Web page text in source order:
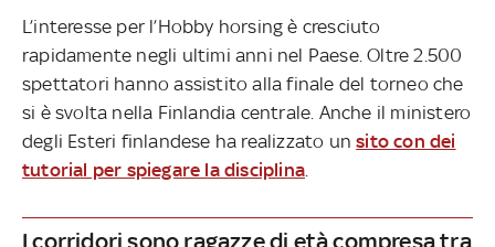
L’interesse per l’Hobby horsing è cresciuto
rapidamente negli ultimi anni nel Paese. Oltre 2.500
spettatori hanno assistito alla finale del torneo che
si è svolta nella Finlandia centrale. Anche il ministero
degli Esteri finlandese ha realizzato unsito con dei
tutorial per spiegare la disciplina
I corridori sono ragazze di età compresa tra